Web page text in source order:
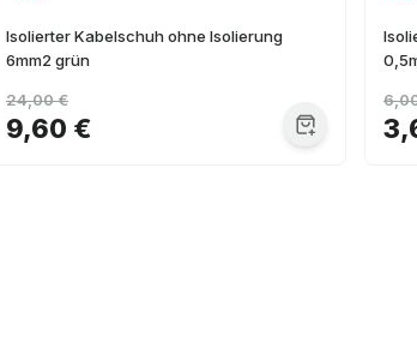
Isolierter Kabelschuh ohne Isolierung
6mm2 grün
9,60 €
24,00 €